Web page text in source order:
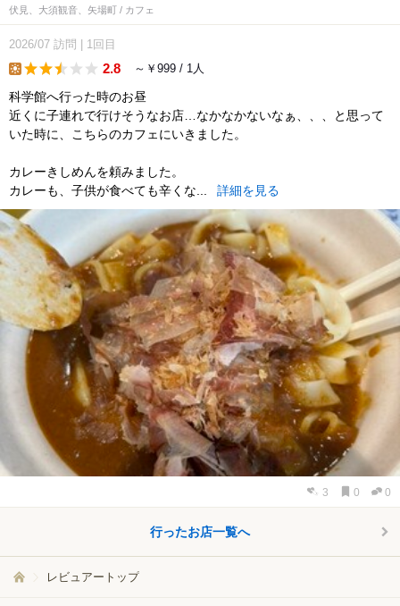
伏見、大須観音、矢場町 / カフェ
2026/07 訪問 1回目
2.8 ～￥999 / 1人
科学館へ行った時のお昼
近くに子連れで行けそうなお店…なかなかないなぁ、、、と思って
いた時に、こちらのカフェにいきました。
カレーきしめんを頼みました。
カレーも、子供が食べても辛くな...
詳細を見る
3 0 0
行ったお店一覧へ
レビュアートップ